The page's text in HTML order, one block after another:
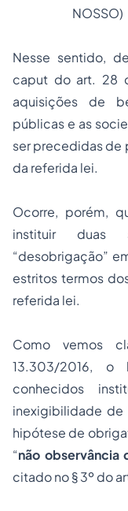
NOSSO)
Nesse sentido,
caput do art. 28
aquisições de
públicas e as
ser precedidas de
da referida lei.
Ocorre, porém,
instituir duas
“desobrigação”
estritos termos
referida lei.
Como vemos
13.303/2016,
conhecidos
inexigibilidade de
hipótese de
“não observância
citado no § 3º do